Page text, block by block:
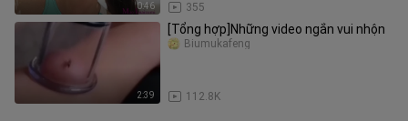
0:46 355
2:39
[Tổng hợp]Những video ngắn vui nhộn
112.8K
Biumukafeng